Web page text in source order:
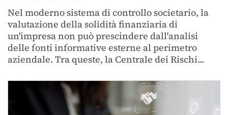
Nel moderno sistema di controllo societario, la
valutazione della solidità finanziaria di
un'impresa non può prescindere dall'analisi
delle fonti informative esterne al perimetro
aziendale. Tra queste, la Centrale dei Rischi...